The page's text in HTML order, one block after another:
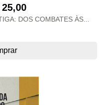
DOS COMBATES ÀS...